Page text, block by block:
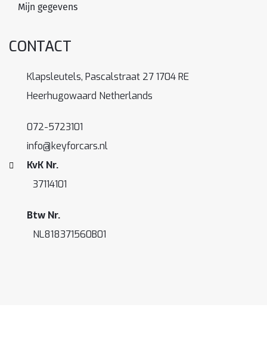
Mijn gegevens
CONTACT
Klapsleutels, Pascalstraat 27 1704 RE
Heerhugowaard Netherlands
072-5723101
info@keyforcars.nl
KvK Nr.
37114101
Btw Nr.
NL818371560B01